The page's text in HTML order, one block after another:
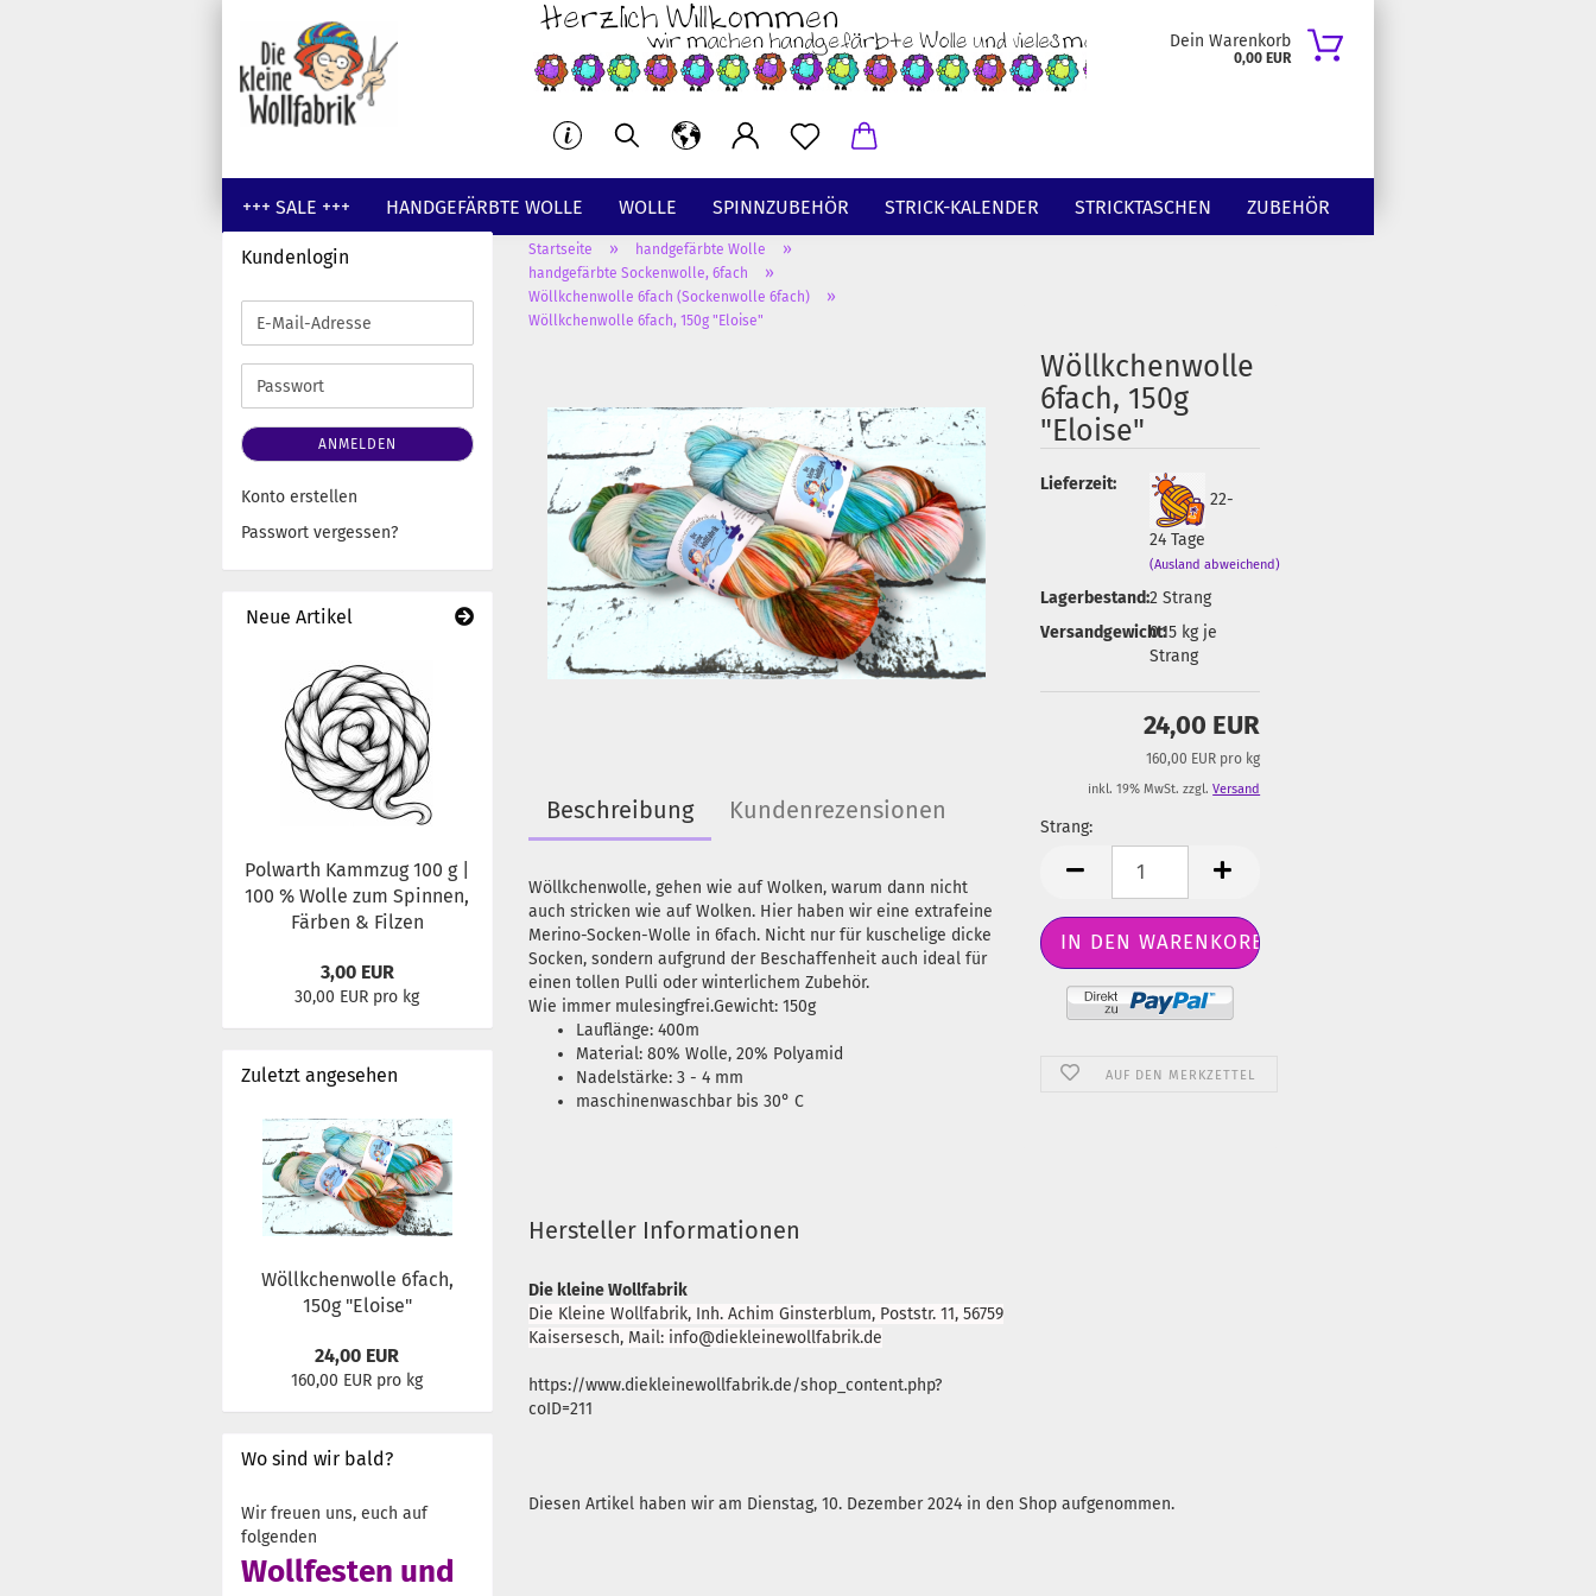
Dein Warenkorb
0,00 EUR
+++ SALE +++ HANDGEFÄRBTE WOLLE WOLLE SPINNZUBEHÖR STRICK-KALENDER STRICKTASCHEN ZUBEHÖR
GUTSCHEINE WOLLE UNGEFÄRBT
Startseite » handgefärbte Wolle »
handgefärbte Sockenwolle, 6fach »
Wöllkchenwolle 6fach (Sockenwolle 6fach) »
Wöllkchenwolle 6fach, 150g "Eloise"
Wöllkchenwolle
6fach, 150g
"Eloise"
Lieferzeit:
22-
24 Tage
(Ausland abweichend)
Lagerbestand:2 Strang
Versandgewicht:0.15kg je
Strang
24,00 EUR
160,00 EUR pro kg
inkl. 19% MwSt. zzgl.Versand
Strang:
Strang
AUF DEN MERKZETTEL
Beschreibung Kundenrezensionen
Wöllkchenwolle, gehen wie auf Wolken, warum dann nicht
auch stricken wie auf Wolken. Hier haben wir eine extrafeine
Merino-Socken-Wolle in 6fach. Nicht nur für kuschelige dicke
Socken, sondern aufgrund der Beschaffenheit auch ideal für
einen tollen Pulli oder winterlichem Zubehör.
Wie immer mulesingfrei.Gewicht: 150g
Lauflänge: 400m
Material: 80% Wolle, 20% Polyamid
Nadelstärke: 3 - 4 mm
maschinenwaschbar bis 30° C
Hersteller Informationen
Die kleine Wollfabrik
Die Kleine Wollfabrik, Inh. Achim Ginsterblum, Poststr. 11, 56759
Kaisersesch, Mail: info@diekleinewollfabrik.de
https://www.diekleinewollfabrik.de/shop_content.php?
coID=211
Diesen Artikel haben wir am Dienstag, 10. Dezember 2024 in den Shop aufgenommen.
Kundenlogin
E-
Mail-
Adresse
Passwort
ANMELDEN
Konto erstellen
Passwort vergessen?
Neue Artikel
Polwarth Kammzug 100 g |
100 % Wolle zum Spinnen,
Färben & Filzen
3,00 EUR
30,00 EUR pro kg
Zuletzt angesehen
Wöllkchenwolle 6fach,
150g "Eloise"
24,00 EUR
160,00 EUR pro kg
Wo sind wir bald?
Wir freuen uns, euch auf
folgenden
Wollfesten und